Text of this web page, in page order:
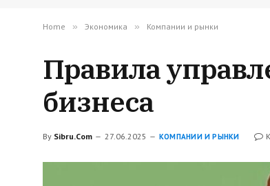
Home » Экономика » Компании и рынки
Правила
бизнеса
By Sibru.Com 27.06.2025 КОМПАНИИ И РЫНКИ